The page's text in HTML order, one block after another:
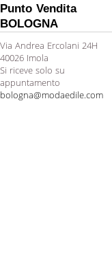
Punto Vendita
BOLOGNA
Via Andrea Ercolani 24H
40026 Imola
Si riceve solo su
appuntamento
bologna@modaedile.com